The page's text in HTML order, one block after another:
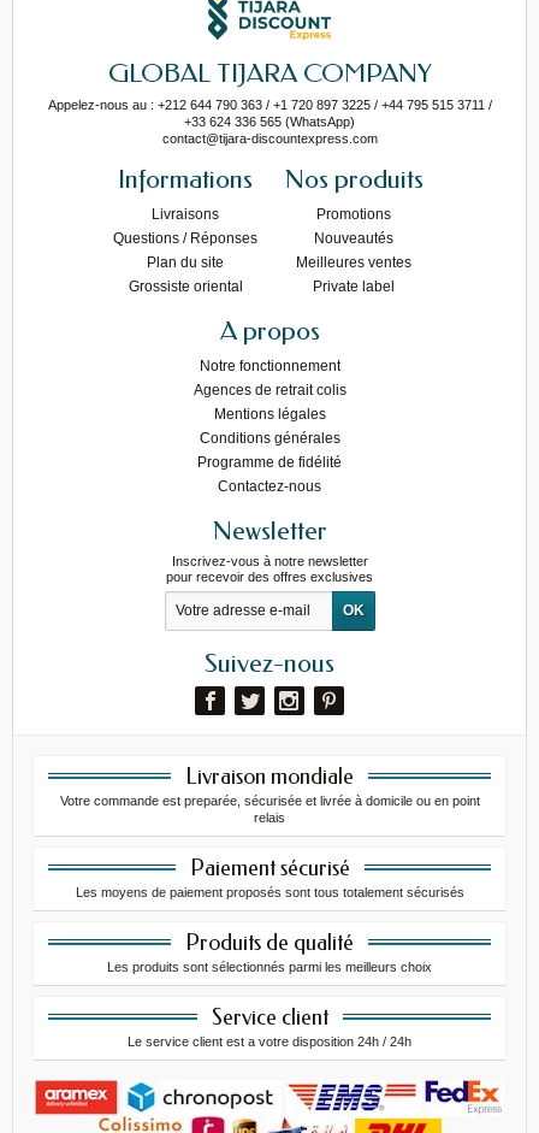
GLOBAL TIJARA COMPANY
Appelez-nous au : +212 644 790 363 / +1 720 897 3225 / +44 795 515 3711 /
+33 624 336 565 (WhatsApp)
contact@tijara-discountexpress.com
Informations
Livraisons
Questions / Réponses
Plan du site
Grossiste oriental
Nos produits
Promotions
Nouveautés
Meilleures ventes
Private label
A propos
Notre fonctionnement
Agences de retrait colis
Mentions légales
Conditions générales
Programme de fidélité
Contactez-nous
Newsletter
Inscrivez-vous à notre newsletter
pour recevoir des offres exclusives
Suivez-nous
Livraison mondiale
Votre commande est preparée, sécurisée et livrée à domicile ou en point
relais
Paiement sécurisé
Les moyens de paiement proposés sont tous totalement sécurisés
Produits de qualité
Les produits sont sélectionnés parmi les meilleurs choix
Service client
Le service client est a votre disposition 24h / 24h